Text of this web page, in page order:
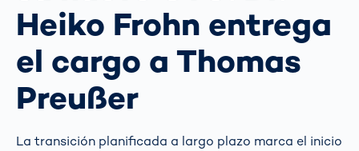
Heiko Frohn entrega
el cargo a Thomas
Preußer
La transición planificada a largo plazo marca el inicio